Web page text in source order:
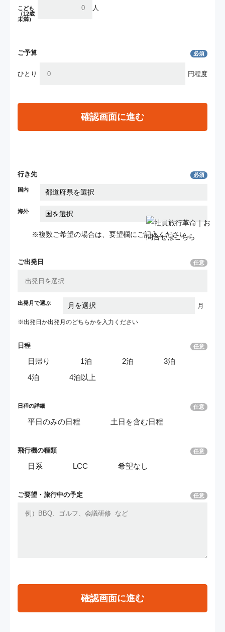
こども
（12歳
未満）
人
ご予算 必須
ひとり 円程度
確認画面に進む
行き先 必須
国内
海外
※複数ご希望の場合は、要望欄にご記入ください。
ご出発日 任意
出発月で選ぶ 月
※出発日か出発月のどちらかを入力ください
日程 任意
日帰り 1泊 2泊
3泊
4泊
4泊以上
日程の詳細 任意
平日のみの日程 土日を含む日程
飛行機の種類 任意
日系 LCC 希望なし
ご要望・ 旅行中の予定 任意
確認画面に進む